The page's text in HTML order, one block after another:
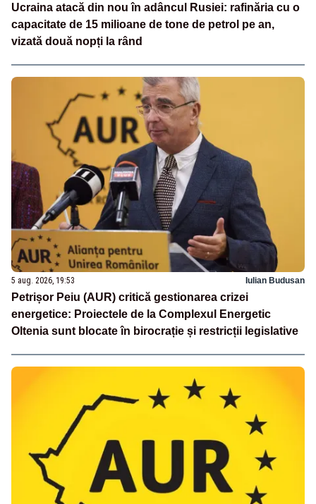
Ucraina atacă din nou în adâncul Rusiei: rafinăria cu o
capacitate de 15 milioane de tone de petrol pe an,
vizată două nopți la rând
5 aug. 2026, 19:53 Iulian Budusan
Petrișor Peiu (AUR) critică gestionarea crizei
energetice: Proiectele de la Complexul Energetic
Oltenia sunt blocate în birocrație și restricții legislative